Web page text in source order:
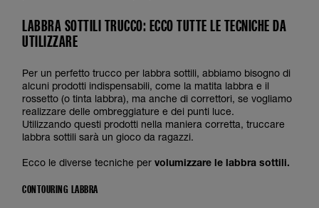
LABBRA SOTTILI TRUCCO: ECCO TUTTE LE TECNICHE DA
UTILIZZARE
Per un perfetto trucco per labbra sottili, abbiamo bisogno di
alcuni prodotti indispensabili, come la matita labbra e il
rossetto (o tinta labbra), ma anche di correttori, se vogliamo
realizzare delle ombreggiature e dei punti luce.
Utilizzando questi prodotti nella maniera corretta, truccare
labbra sottili sarà un gioco da ragazzi.
Ecco le diverse tecniche per volumizzare le labbra sottili.
CONTOURING LABBRA